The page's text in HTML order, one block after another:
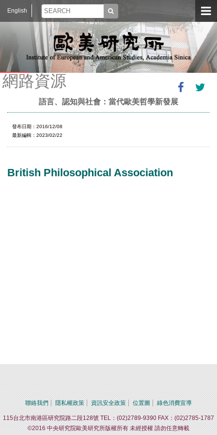
English
網路資源
語言、認知與社會：當代歐美哲學新發展
發布日期：2016/12/08
最新編輯：2023/02/22
British Philosophical Association
聯絡我們 隱私權政策 資訊安全政策 位置圖 綠色消費宣導
115台北市南港區研究院路二段128號 TEL：(02)2789-9390 FAX：(02)2785-1787
©2016 中央研究院歐美研究所版權所有 未經授權 請勿任意轉載